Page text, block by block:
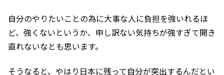
自分のやりたいことの為に大事な人に負担を強いれるほ
ど、強くないというか、申し訳ない気持ちが強すぎて開き
直れないなとも思います。
そうなると、やはり日本に残って自分が突出するんだとい